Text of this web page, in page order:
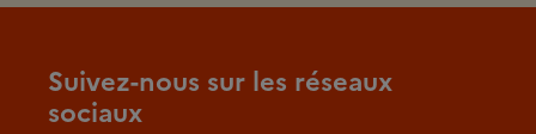
Suivez-nous sur les réseaux
sociaux